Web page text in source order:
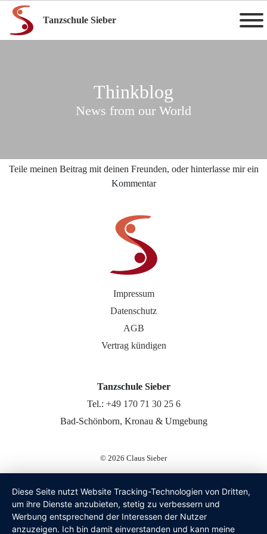
Tanzschule Sieber
Thinkblog
News from our World
Teile meinen Beitrag mit deinen Freunden, oder hinterlasse mir ein
Kommentar
Diese Seite nutzt Website Tracking-Technologien von Dritten,
um ihre Dienste anzubieten, stetig zu verbessern und
Werbung entsprechend der Interessen der Nutzer
anzuzeigen. Ich bin damit einverstanden und kann meine
Impressum
Datenschutz
AGB
Vertrag kündigen
Tanzschule Sieber
Tel.: +49 170 71 30 25 6
Bad-Schönborn, Kronau & Umgebung
© 2026 Claus Sieber